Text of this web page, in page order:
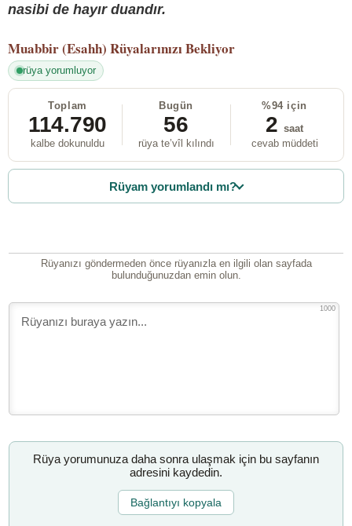
nasibi de hayır duandır.
Muabbir (Esahh) Rüyalarınızı Bekliyor
rüya yorumluyor
Toplam
114.790
kalbe dokunuldu
Bugün
56
rüya te’vîl kılındı
%94 için
2 saat
cevab müddeti
Rüyam yorumlandı mı?
Rüyanızı göndermeden önce rüyanızla en ilgili olan sayfada
bulunduğunuzdan emin olun.
1000
Rüya yorumunuza daha sonra ulaşmak için bu sayfanın
adresini kaydedin.
Bağlantıyı kopyala